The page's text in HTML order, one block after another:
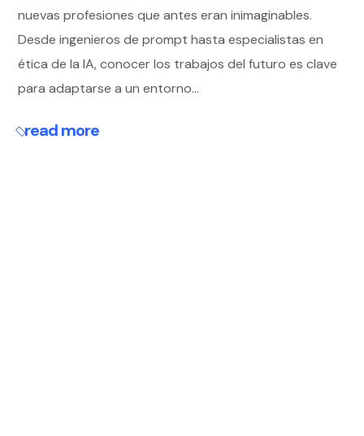
nuevas profesiones que antes eran inimaginables.
Desde ingenieros de prompt hasta especialistas en
ética de la IA, conocer los trabajos del futuro es clave
para adaptarse a un entorno...
read more